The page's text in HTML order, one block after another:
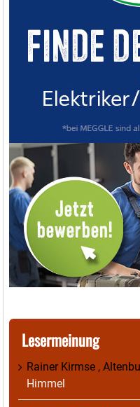
Lesermeinung
Rainer Kirmse ,
Himmel